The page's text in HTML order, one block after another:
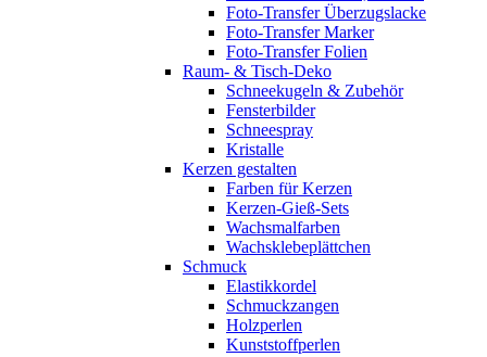
Foto-Transfer Überzugslacke
Foto-Transfer Marker
Foto-Transfer Folien
Raum- & Tisch-Deko
Schneekugeln & Zubehör
Fensterbilder
Schneespray
Kristalle
Kerzen gestalten
Farben für Kerzen
Kerzen-Gieß-Sets
Wachsmalfarben
Wachsklebeplättchen
Schmuck
Elastikkordel
Schmuckzangen
Holzperlen
Kunststoffperlen